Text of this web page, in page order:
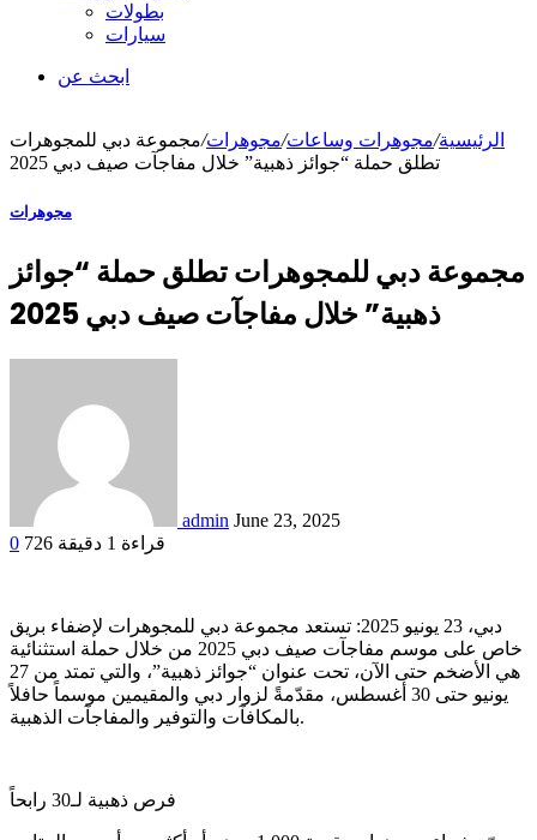
بطولات
سيارات
ابحث عن
الرئيسية/مجوهرات وساعات/مجوهرات/مجموعة دبي للمجوهرات
تطلق حملة “جوائز ذهبية” خلال مفاجآت صيف دبي 2025
مجوهرات
مجموعة دبي للمجوهرات تطلق حملة “جوائز
ذهبية” خلال مفاجآت صيف دبي 2025
admin June 23, 2025
0 726 قراءة 1 دقيقة
دبي، 23 يونيو 2025: تستعد مجموعة دبي للمجوهرات لإضفاء بريق
خاص على موسم مفاجآت صيف دبي 2025 من خلال حملة استثنائية
هي الأضخم حتى الآن، تحت عنوان “جوائز ذهبية”، والتي تمتد من 27
يونيو حتى 30 أغسطس، مقدّمةً لزوار دبي والمقيمين موسماً حافلاً
بالمكافآت والتوفير والمفاجآت الذهبية.
فرص ذهبية لـ30 رابحاً